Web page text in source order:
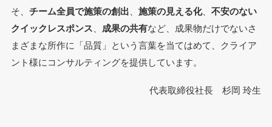
そ、 チーム全員で施策の創出 施策の見える化、 不安のない
クイックレスポンス
成果の共有など、成果物だけでないさ
まざまな所作に「品質」という言葉を当てはめて、クライア
ント様にコンサルティングを提供しています。
代表取締役社長 杉岡 玲生